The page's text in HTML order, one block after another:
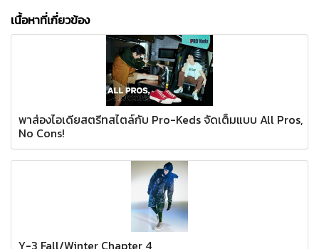
เนื้อหาที่เกี่ยวข้อง
พาส่องไอเดียสตรีทสไตล์กับ Pro-Keds จัดเต็มแบบ All Pros,
No Cons!
Y-3 Fall/Winter Chapter 4